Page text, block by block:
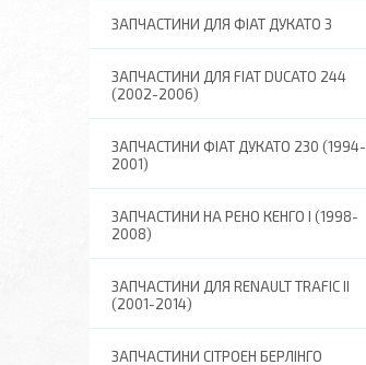
ЗАПЧАСТИНИ ДЛЯ ФІАТ ДУКАТО 3
ЗАПЧАСТИНИ ДЛЯ FIAT DUCATO 244
(2002-2006)
ЗАПЧАСТИНИ ФІАТ ДУКАТО 230 (1994-
2001)
ЗАПЧАСТИНИ НА РЕНО КЕНГО I (1998-
2008)
ЗАПЧАСТИНИ ДЛЯ RENAULT TRAFIC II
(2001-2014)
ЗАПЧАСТИНИ СІТРОЕН БЕРЛІНГО